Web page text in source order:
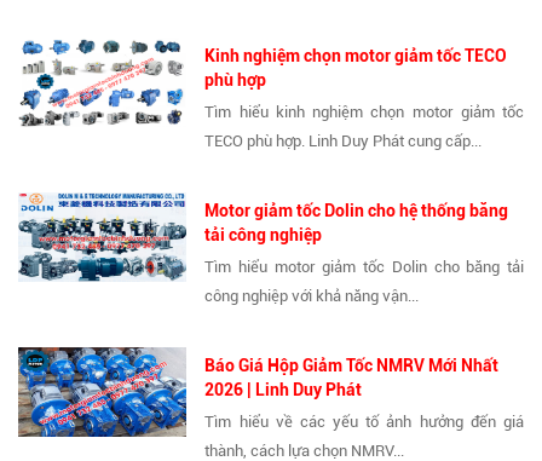
Kinh nghiệm chọn motor giảm tốc TECO
phù hợp
Tìm hiểu kinh nghiệm chọn motor giảm tốc
TECO phù hợp. Linh Duy Phát cung cấp...
Motor giảm tốc Dolin cho hệ thống băng
tải công nghiệp
Tìm hiểu motor giảm tốc Dolin cho băng tải
công nghiệp với khả năng vận...
Báo Giá Hộp Giảm Tốc NMRV Mới Nhất
2026 | Linh Duy Phát
Tìm hiểu về các yếu tố ảnh hưởng đến giá
thành, cách lựa chọn NMRV...